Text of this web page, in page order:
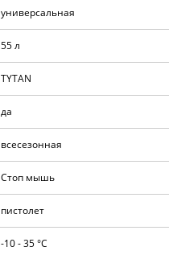
универсальная
55 л
TYTAN
да
всесезонная
Стоп мышь
пистолет
-10 - 35 °C